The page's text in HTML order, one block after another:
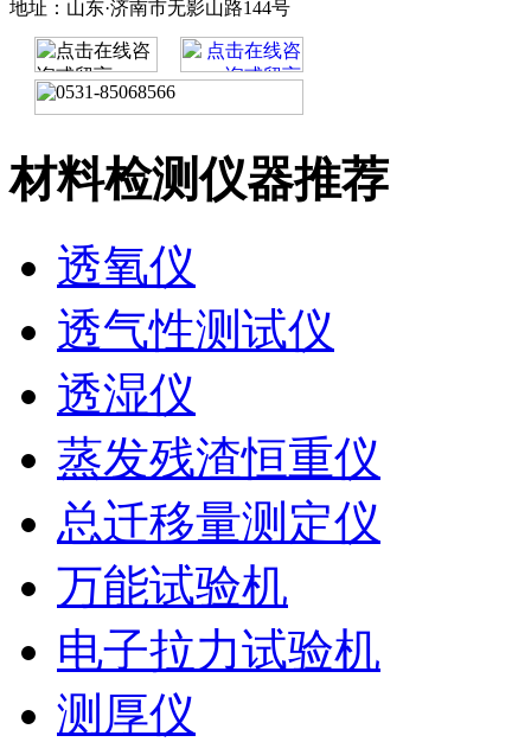
地址：山东·济南市无影山路144号
材料检测仪器推荐
透氧仪
透气性测试仪
透湿仪
蒸发残渣恒重仪
总迁移量测定仪
万能试验机
电子拉力试验机
测厚仪